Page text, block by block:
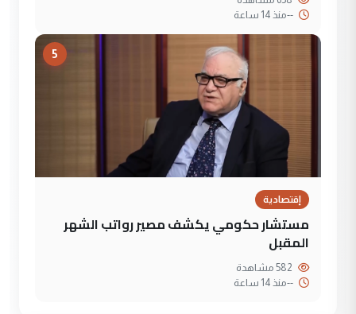
--منذ 14 ساعة
5
إقتصادية
مستشار حكومي يكشف مصير رواتب الشهر
المقبل
--منذ 14 ساعة